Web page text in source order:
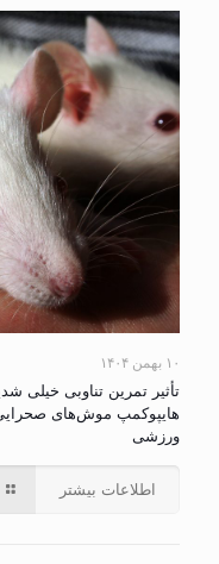
۱۰ بهمن ۱۴۰۴
تأثیر تمرین تناوبی خیلی
هایپوکمپ موش‌های صحرایی
ورزشی
اطلاعات بیشتر